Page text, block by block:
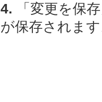
4. 「変更を保
が保存されま